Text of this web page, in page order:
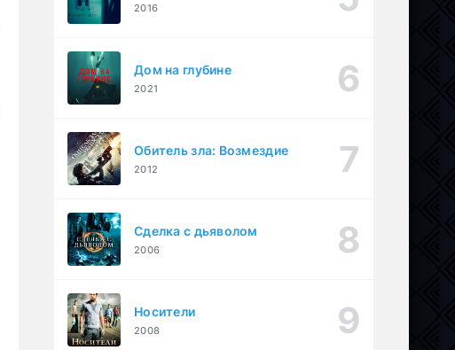
2016
Дом на глубине
2021
Обитель зла: Возмездие
2012
Сделка с дьяволом
2006
Носители
2008